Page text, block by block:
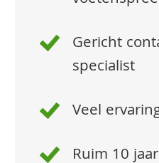
Gericht
specialist
Veel
Ruim 10